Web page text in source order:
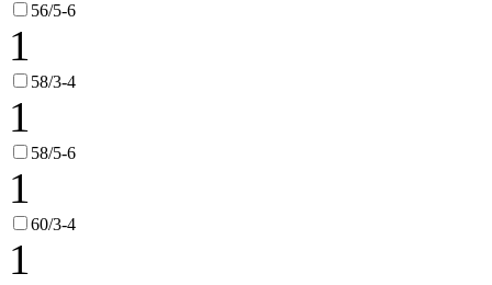
56/5-6
1
58/3-4
1
58/5-6
1
60/3-4
1